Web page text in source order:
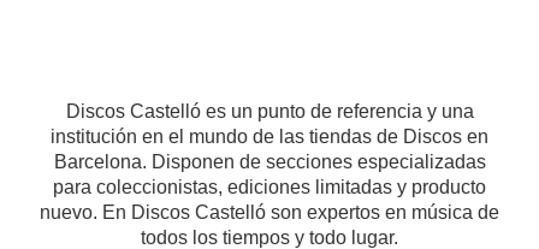
Discos Castelló es un punto de referencia y una
institución en el mundo de las tiendas de Discos en
Barcelona. Disponen de secciones especializadas
para coleccionistas, ediciones limitadas y producto
nuevo. En Discos Castelló son expertos en música de
todos los tiempos y todo lugar.